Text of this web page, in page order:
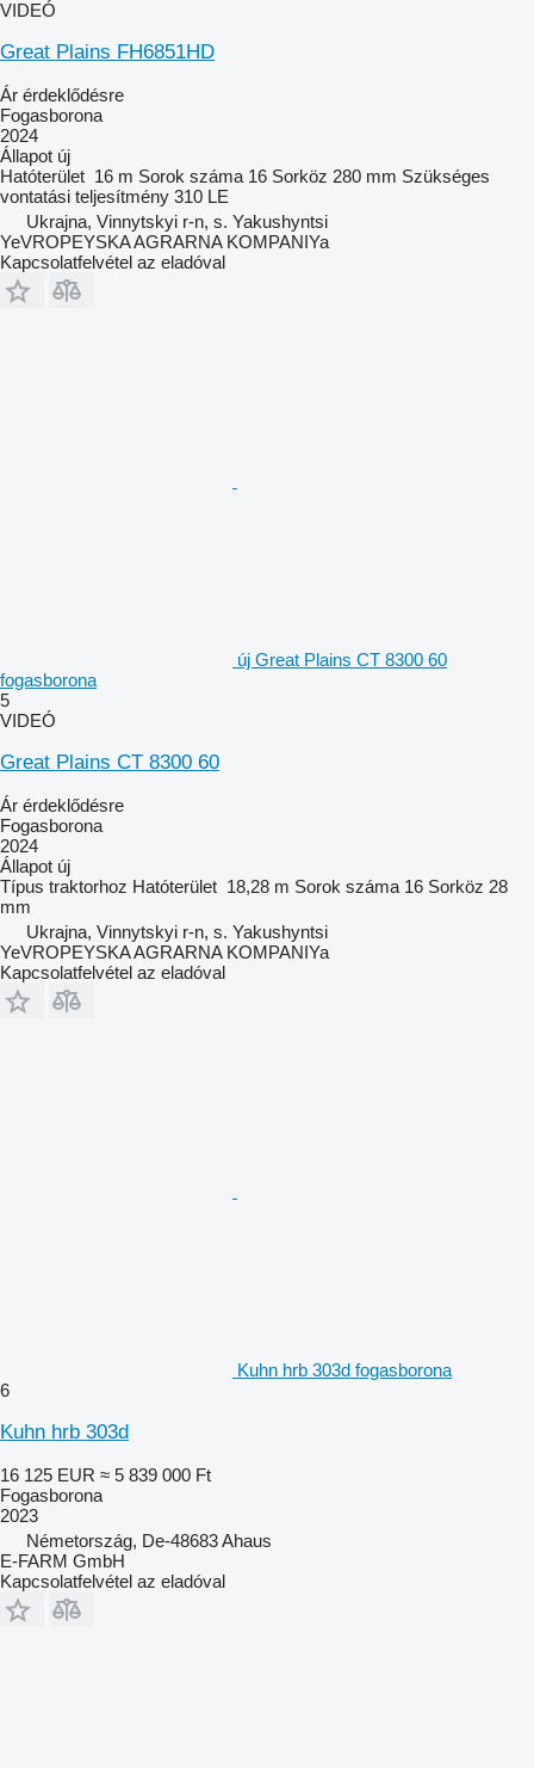
VIDEÓ
Great Plains FH6851HD
Ár érdeklődésre
Fogasborona
2024
Állapot új
Hatóterület 16 m Sorok száma 16 Sorköz 280 mm Szükséges
vontatási teljesítmény 310 LE
Ukrajna, Vinnytskyi r-n, s. Yakushyntsi
YeVROPEYSKA AGRARNA KOMPANIYa
Kapcsolatfelvétel az eladóval
új Great Plains CT 8300 60
fogasborona
5
VIDEÓ
Great Plains CT 8300 60
Ár érdeklődésre
Fogasborona
2024
Állapot új
Típus traktorhoz Hatóterület 18,28 m Sorok száma 16 Sorköz 28
mm
Ukrajna, Vinnytskyi r-n, s. Yakushyntsi
YeVROPEYSKA AGRARNA KOMPANIYa
Kapcsolatfelvétel az eladóval
Kuhn hrb 303d fogasborona
6
Kuhn hrb 303d
16 125 EUR ≈ 5 839 000 Ft
Fogasborona
2023
Németország, De-48683 Ahaus
E-FARM GmbH
Kapcsolatfelvétel az eladóval